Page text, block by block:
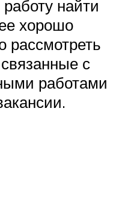
найти
хорошо
рассмотреть
с
работами